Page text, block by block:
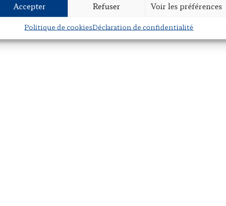
Accepter Refuser Voir les préférences
Politique de cookiesDéclaration de confidentialité